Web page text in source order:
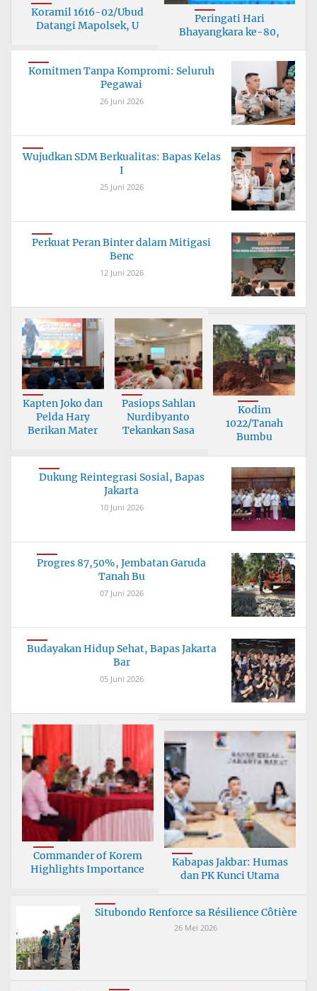
Koramil 1616-02/Ubud
Datangi Mapolsek, U
Peringati Hari
Bhayangkara ke-80,
Komitmen Tanpa Kompromi: Seluruh
Pegawai
26 Juni 2026
Wujudkan SDM Berkualitas: Bapas Kelas
I
25 Juni 2026
Perkuat Peran Binter dalam Mitigasi
Benc
12 Juni 2026
Kapten Joko dan
Pelda Hary
Berikan Mater
Pasiops Sahlan
Nurdibyanto
Tekankan Sasa
Kodim
1022/Tanah
Bumbu
Dukung Reintegrasi Sosial, Bapas
Jakarta
10 Juni 2026
Progres 87,50%, Jembatan Garuda
Tanah Bu
07 Juni 2026
Budayakan Hidup Sehat, Bapas Jakarta
Bar
05 Juni 2026
Commander of Korem
Highlights Importance
Kabapas Jakbar: Humas
dan PK Kunci Utama
Situbondo Renforce sa Résilience Côtière
26 Mei 2026